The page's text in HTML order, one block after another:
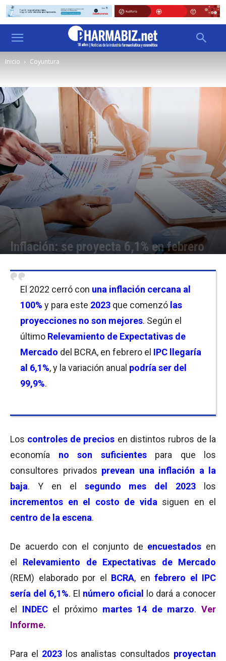
Inicio Coyuntura
Inflación: se proyecta 6,1% en febrero
El 2022 cerró con una inflación cercana al
100% y para este 2023 que comenzó las
proyecciones no son mejores. Según el
último Relevamiento de Expectativas de
Mercado del BCRA, en febrero el IPC llegaría
al 6,1%, y la variación anual podría ser del
99,9%.
Los controles de precios en distintos rubros de la
economía no son suficientes
para que los
consultores privados prevean una inflación a la
baja. Y en el segundo mes del 2023 los
incrementos en el costo de vida siguen en el
centro de la escena.
De acuerdo con el conjunto de encuestados en
el
Relevamiento de Expectativas de Mercado
(REM) elaborado por el BCRA, en febrero el IPC
sería del 6,1%. El número oficial
lo dará a conocer
el INDECel próximo martes 14 de marzo. Ver
Informe.
Para el 2023los analistas consultados proyectan